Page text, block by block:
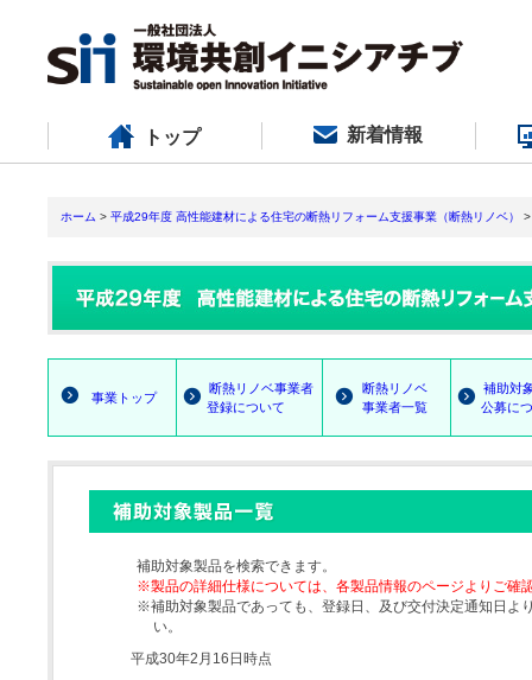
トップ 新着情報
ホーム > 平成29年度 高性能建材による住宅の断熱リフォーム支援事業（断熱リノベ）
事業トップ
断熱リノベ事業者
登録について
断熱リノベ
事業者一覧
補助対
公募につ
補助対象製品を検索できます。
※製品の詳細仕様については、各製品情報のページよりご確
※補助対象製品であっても、登録日、及び交付決定通知日よ
い。
平成30年2月16日時点